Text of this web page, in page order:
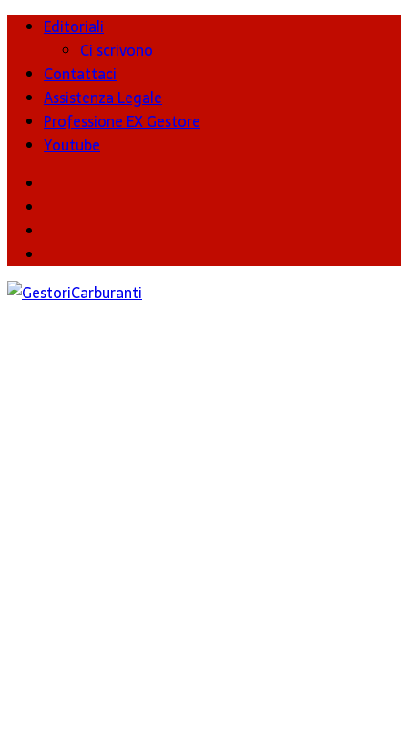
Editoriali
Ci scrivono
Contattaci
Assistenza Legale
Professione EX Gestore
Youtube